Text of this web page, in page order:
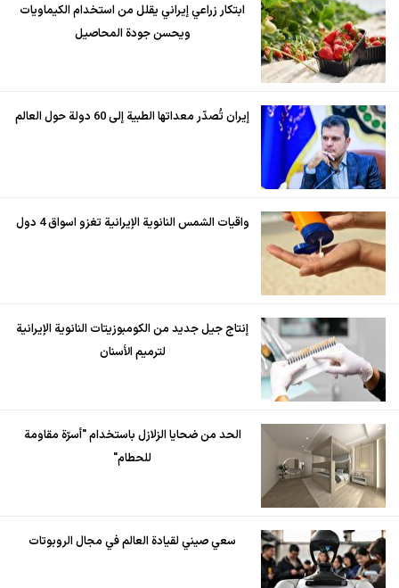
ابتكار زراعي إيراني يقلل من استخدام الكيماويات
ويحسن جودة المحاصيل
إيران تُصدّر معداتها الطبية إلى 60 دولة حول العالم
واقيات الشمس النانوية الإيرانية تغزو اسواق 4 دول
إنتاج جيل جديد من الكومبوزيتات النانوية الإيرانية
لترميم الأسنان
الحد من ضحايا الزلازل باستخدام "أسرّة مقاومة
للحطام"
سعي صيني لقيادة العالم في مجال الروبوتات